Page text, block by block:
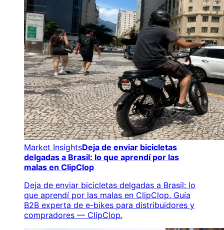
Market InsightsDeja de enviar bicicletas
delgadas a Brasil: lo que aprendí por las
malas en ClipClop
Deja de enviar bicicletas delgadas a Brasil: lo
que aprendí por las malas en ClipClop. Guía
B2B experta de e-bikes para distribuidores y
compradores — ClipClop.